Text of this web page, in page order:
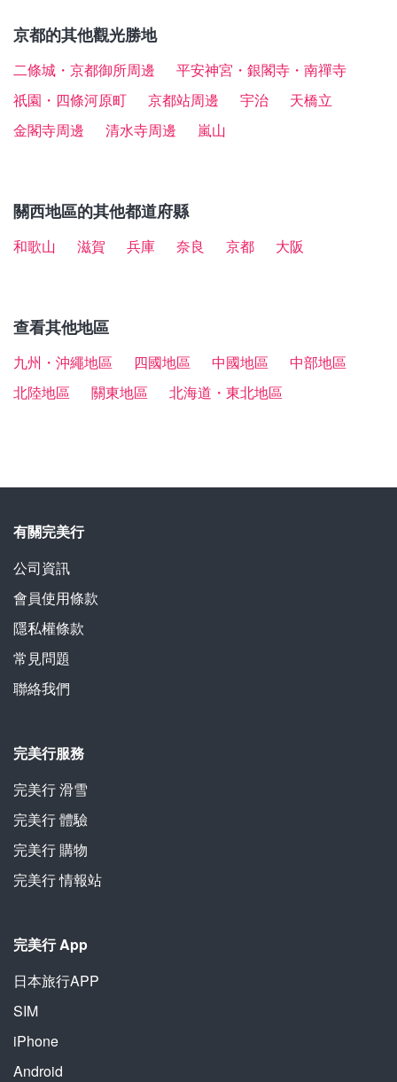
地區鐵路周遊券最優惠。
・關西周遊卡（KANSAI THRU PASS）：憑車票可乘
搭大阪地下鐵、京阪電車等私鐵及巴士，分為2～4日
券。
大阪及京都的京阪電車，分為1～2日券。
【詳細資訊】
調整。參拜時間延長的時期及期間每年皆有所不同，出
發前建議事先於官網確認。
【詳細資訊】
・ 清水寺的魅力、美食、及交通方式介紹
印」印於參拜者的額頭。
・青龍會（2月中旬）：身穿隆重服飾的僧侶，舞動全
長18米的青龍，於神社境內及門前町遊行。
・夜間特別參拜（3月上旬）：與京都東山花燈路聯合
舉行，通往清水寺的沿途佈置插花藝術及花燈。參拜時
〜11月下旬）：可於限定期間內欣賞京都知名庭園。
・除夜之鐘（12月31日）：於除夕時敲響108次鐘，迎
接新年到來。
等全部景點：約3小時30分鐘
若不習慣穿和服移動上會較緩慢，故於清水寺觀光時，
除了預留1小時更衣時間外，也建議多留15～30分鐘的
參拜時間。另外，以上預計時間未包含從租衣店前往清
水寺及走訪附近店舖的時間，建議預留超過上述介紹的
・清水順正OKABEYA：除了湯豆腐之外，還能品嚐到
・KYO BAUM清水店：售賣抹茶及豆乳年輪蛋糕等，各
種能夠邊走邊吃的創作甜品。
・清水京AMI：可享用手作甜品的咖啡店。熱銷商品為
京都的其他觀光勝地
二條城・京都御所周邊
平安神宮・銀閣寺・南禪寺
祇園・四條河原町
京都站周邊 宇治
天橋立
金閣寺周邊
清水寺周邊 嵐山
關西地區的其他都道府縣
和歌山 滋賀 兵庫 奈良 京都 大阪
查看其他地區
九州・沖繩地區 四國地區 中國地區
中部地區
北陸地區
關東地區 北海道・東北地區
有關完美行
公司資訊
會員使用條款
隱私權條款
常見問題
聯絡我們
完美行服務
完美行 滑雪
完美行 體驗
完美行 購物
完美行 情報站
完美行 App
日本旅行APP
SIM
iPhone
Android